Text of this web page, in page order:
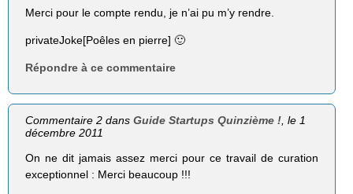
Merci pour le compte rendu, je n’ai pu m’y rendre.
privateJoke[Poêles en pierre] 🙂
Répondre à ce commentaire
Commentaire 2 dansGuide Startups Quinzième !, le 1
décembre 2011
On ne dit jamais assez merci pour ce travail de curation
exceptionnel : Merci beaucoup !!!